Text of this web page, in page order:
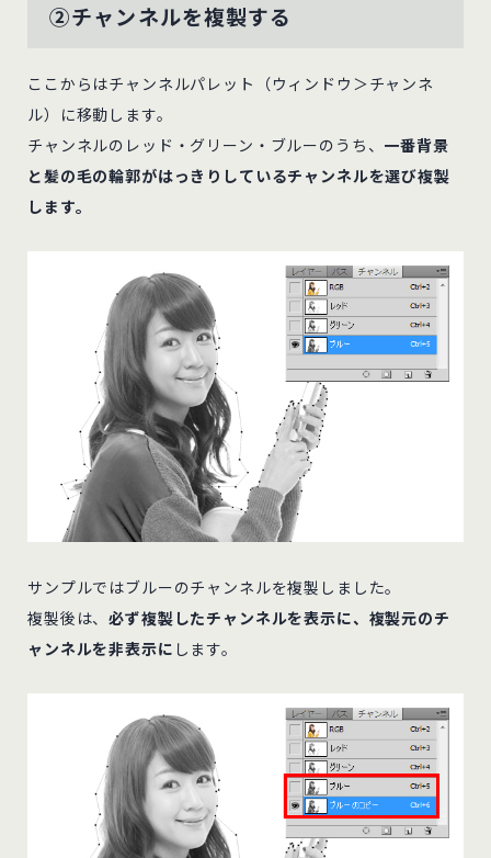
②チャンネルを複製する
ここからはチャンネルパレット（ウィンドウ＞チャンネ
ル）に移動します。
チャンネルのレッド・グリーン・ブルーのうち、 一番背景
と髪の毛の輪郭がはっきりしているチャンネルを選び複製
します。
サンプルではブルーのチャンネルを複製しました。
複製後は、必ず複製したチャンネルを表示に、複製元のチ
ャンネルを非表示に します。